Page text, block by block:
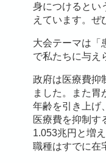
身につけるとい
えています。ぜ
大会テーマは「
で私たちに与え
政府は医療費抑
ました。また胃
年齢を引き上げ
医療費を抑制す
1.053兆円と増
職種はすでに在